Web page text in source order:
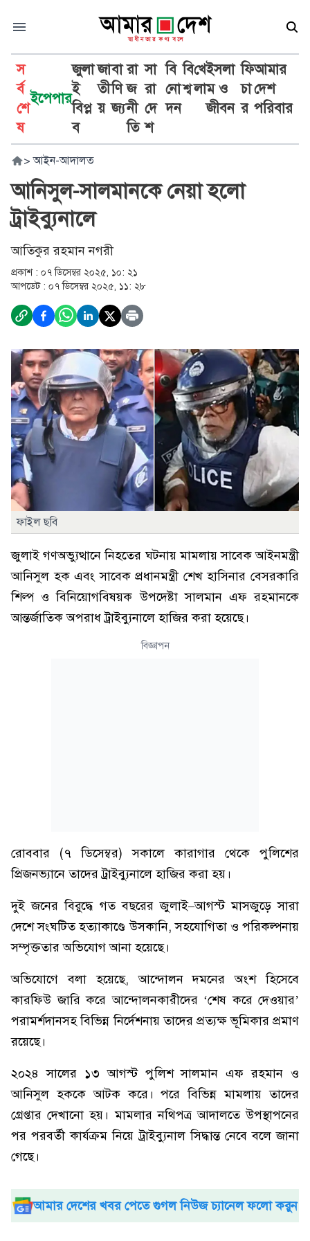
স
র্ব
শে
ষ
ইপেপার
জুলা
ই
বিপ্ল
ব
জা
তী
য়
বা
ণি
জ্য
রা
জ
নী
তি
সা
রা
দে
শ
বি
নো
দন
বি
শ্ব
খে
লা
ইসলা
ম ও
জীবন
ফি
চা
র
আমার
দেশ
পরিবার
> আইন-আদালত
আনিসুল-সালমানকে নেয়া হলো
ট্রাইব্যুনালে
আতিকুর রহমান নগরী
প্রকাশ : ০৭ ডিসেম্বর ২০২৫, ১০: ২১
আপডেট : ০৭ ডিসেম্বর ২০২৫, ১১: ২৮
ফাইল ছবি
জুলাই গণঅভ্যুত্থানে নিহতের ঘটনায় মামলায় সাবেক আইনমন্ত্রী
আনিসুল হক এবং সাবেক প্রধানমন্ত্রী শেখ হাসিনার বেসরকারি
শিল্প ও বিনিয়োগবিষয়ক উপদেষ্টা সালমান এফ রহমানকে
আন্তর্জাতিক অপরাধ ট্রাইব্যুনালে হাজির করা হয়েছে।
বিজ্ঞাপন
রোববার (৭ ডিসেম্বর) সকালে কারাগার থেকে পুলিশের
প্রিজনভ্যানে তাদের ট্রাইব্যুনালে হাজির করা হয়।
দুই জনের বিরুদ্ধে গত বছরের জুলাই–আগস্ট মাসজুড়ে সারা
দেশে সংঘটিত হত্যাকাণ্ডে উসকানি, সহযোগিতা ও পরিকল্পনায়
সম্পৃক্ততার অভিযোগ আনা হয়েছে।
অভিযোগে বলা হয়েছে, আন্দোলন দমনের অংশ হিসেবে
কারফিউ জারি করে আন্দোলনকারীদের ‘শেষ করে দেওয়ার’
পরামর্শদানসহ বিভিন্ন নির্দেশনায় তাদের প্রত্যক্ষ ভূমিকার প্রমাণ
রয়েছে।
২০২৪ সালের ১৩ আগস্ট পুলিশ সালমান এফ রহমান ও
আনিসুল হককে আটক করে। পরে বিভিন্ন মামলায় তাদের
গ্রেপ্তার দেখানো হয়। মামলার নথিপত্র আদালতে উপস্থাপনের
পর পরবর্তী কার্যক্রম নিয়ে ট্রাইব্যুনাল সিদ্ধান্ত নেবে বলে জানা
গেছে।
আমার দেশের খবর পেতে গুগল নিউজ চ্যানেল ফলো করুন